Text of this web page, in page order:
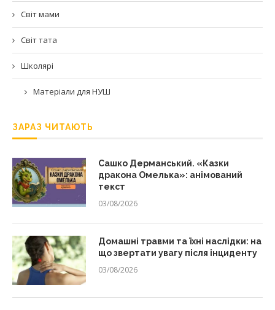
Світ мами
Світ тата
Школярі
Матеріали для НУШ
ЗАРАЗ ЧИТАЮТЬ
Сашко Дерманський. «Казки
дракона Омелька»: анімований
текст
03/08/2026
Домашні травми та їхні наслідки: на
що звертати увагу після інциденту
03/08/2026